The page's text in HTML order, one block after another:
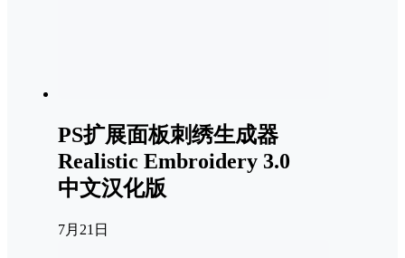
PS扩展面板刺绣生成器
Realistic Embroidery 3.0
中文汉化版
7月21日